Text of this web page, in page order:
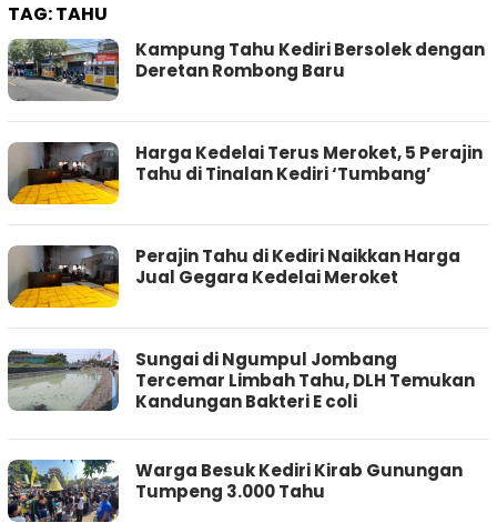
TAG:TAHU
Kampung Tahu Kediri Bersolek dengan
Deretan Rombong Baru
Harga Kedelai Terus Meroket, 5 Perajin
Tahu di Tinalan Kediri ‘Tumbang’
Perajin Tahu di Kediri Naikkan Harga
Jual Gegara Kedelai Meroket
Sungai di Ngumpul Jombang
Tercemar Limbah Tahu, DLH Temukan
Kandungan Bakteri E coli
Warga Besuk Kediri Kirab Gunungan
Tumpeng 3.000 Tahu